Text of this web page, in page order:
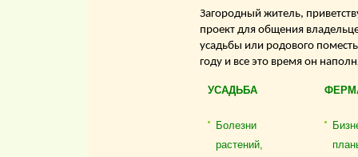
Загородный житель,
проект для общения
усадьбы или родового
году и все это время он
УСАДЬБА
Болезни
растений,